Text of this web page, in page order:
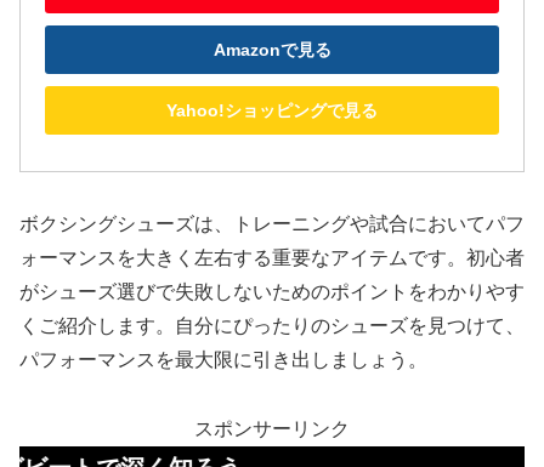
Amazonで見る
Yahoo!ショッピングで見る
ボクシングシューズは、トレーニングや試合においてパフ
ォーマンスを大きく左右する重要なアイテムです。初心者
がシューズ選びで失敗しないためのポイントをわかりやす
くご紹介します。自分にぴったりのシューズを見つけて、
パフォーマンスを最大限に引き出しましょう。
スポンサーリンク